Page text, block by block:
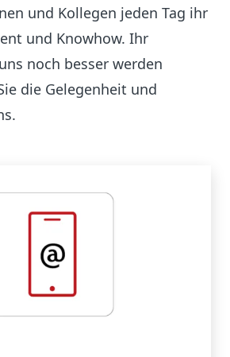
und Kollegen jeden Tag ihr
und Knowhow. Ihr
noch besser werden
die Gelegenheit und